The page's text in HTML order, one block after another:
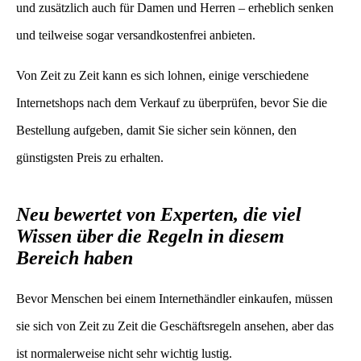
und zusätzlich auch für Damen und Herren – erheblich senken
und teilweise sogar versandkostenfrei anbieten.
Von Zeit zu Zeit kann es sich lohnen, einige verschiedene
Internetshops nach dem Verkauf zu überprüfen, bevor Sie die
Bestellung aufgeben, damit Sie sicher sein können, den
günstigsten Preis zu erhalten.
Neu bewertet von Experten, die viel
Wissen über die Regeln in diesem
Bereich haben
Bevor Menschen bei einem Internethändler einkaufen, müssen
sie sich von Zeit zu Zeit die Geschäftsregeln ansehen, aber das
ist normalerweise nicht sehr wichtig lustig.